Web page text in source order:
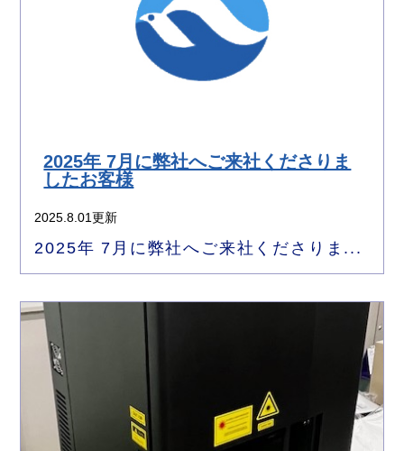
2025年 7月に弊社へご来社くださりま
したお客様
2025.8.01更新
2025年 7月に弊社へご来社くださりま...